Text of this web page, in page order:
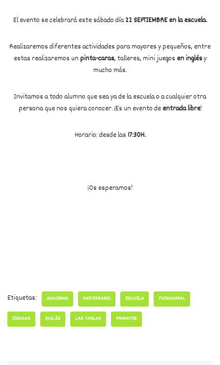
El evento se celebrará este sábado día22 SEPTIEMBRE en la escuela.
Realizaremos diferentes actividades para mayores y pequeños, entre
estas realizaremos un pinta-caras, talleres, mini juegos en inglésy
mucho más.
Invitamos a todo alumno que sea ya de la escuela o a cualquier otra
persona que nos quiera conocer. ¡Es un evento deentrada libre!
Horario: desde las17:30H.
¡Os esperamos!
Etiquetas: ACADEMIA ANIVERSARIO ESCUELA FUENCARRAL
IDIOMAS INGLÉS LAS TABLAS PRYMATES